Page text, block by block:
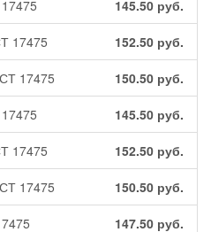
145.50 руб.
17475 152.50 руб.
17475 150.50 руб.
145.50 руб.
17475 152.50 руб.
17475 150.50 руб.
147.50 руб.